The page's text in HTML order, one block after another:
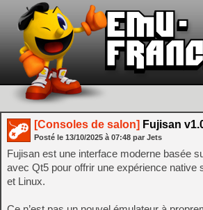
[Consoles de salon] Fujisan
Posté le 13/10/2025 à 07:48 par Jets
Fujisan est une interface moderne basée
avec Qt5 pour offrir une expérience native
et Linux.